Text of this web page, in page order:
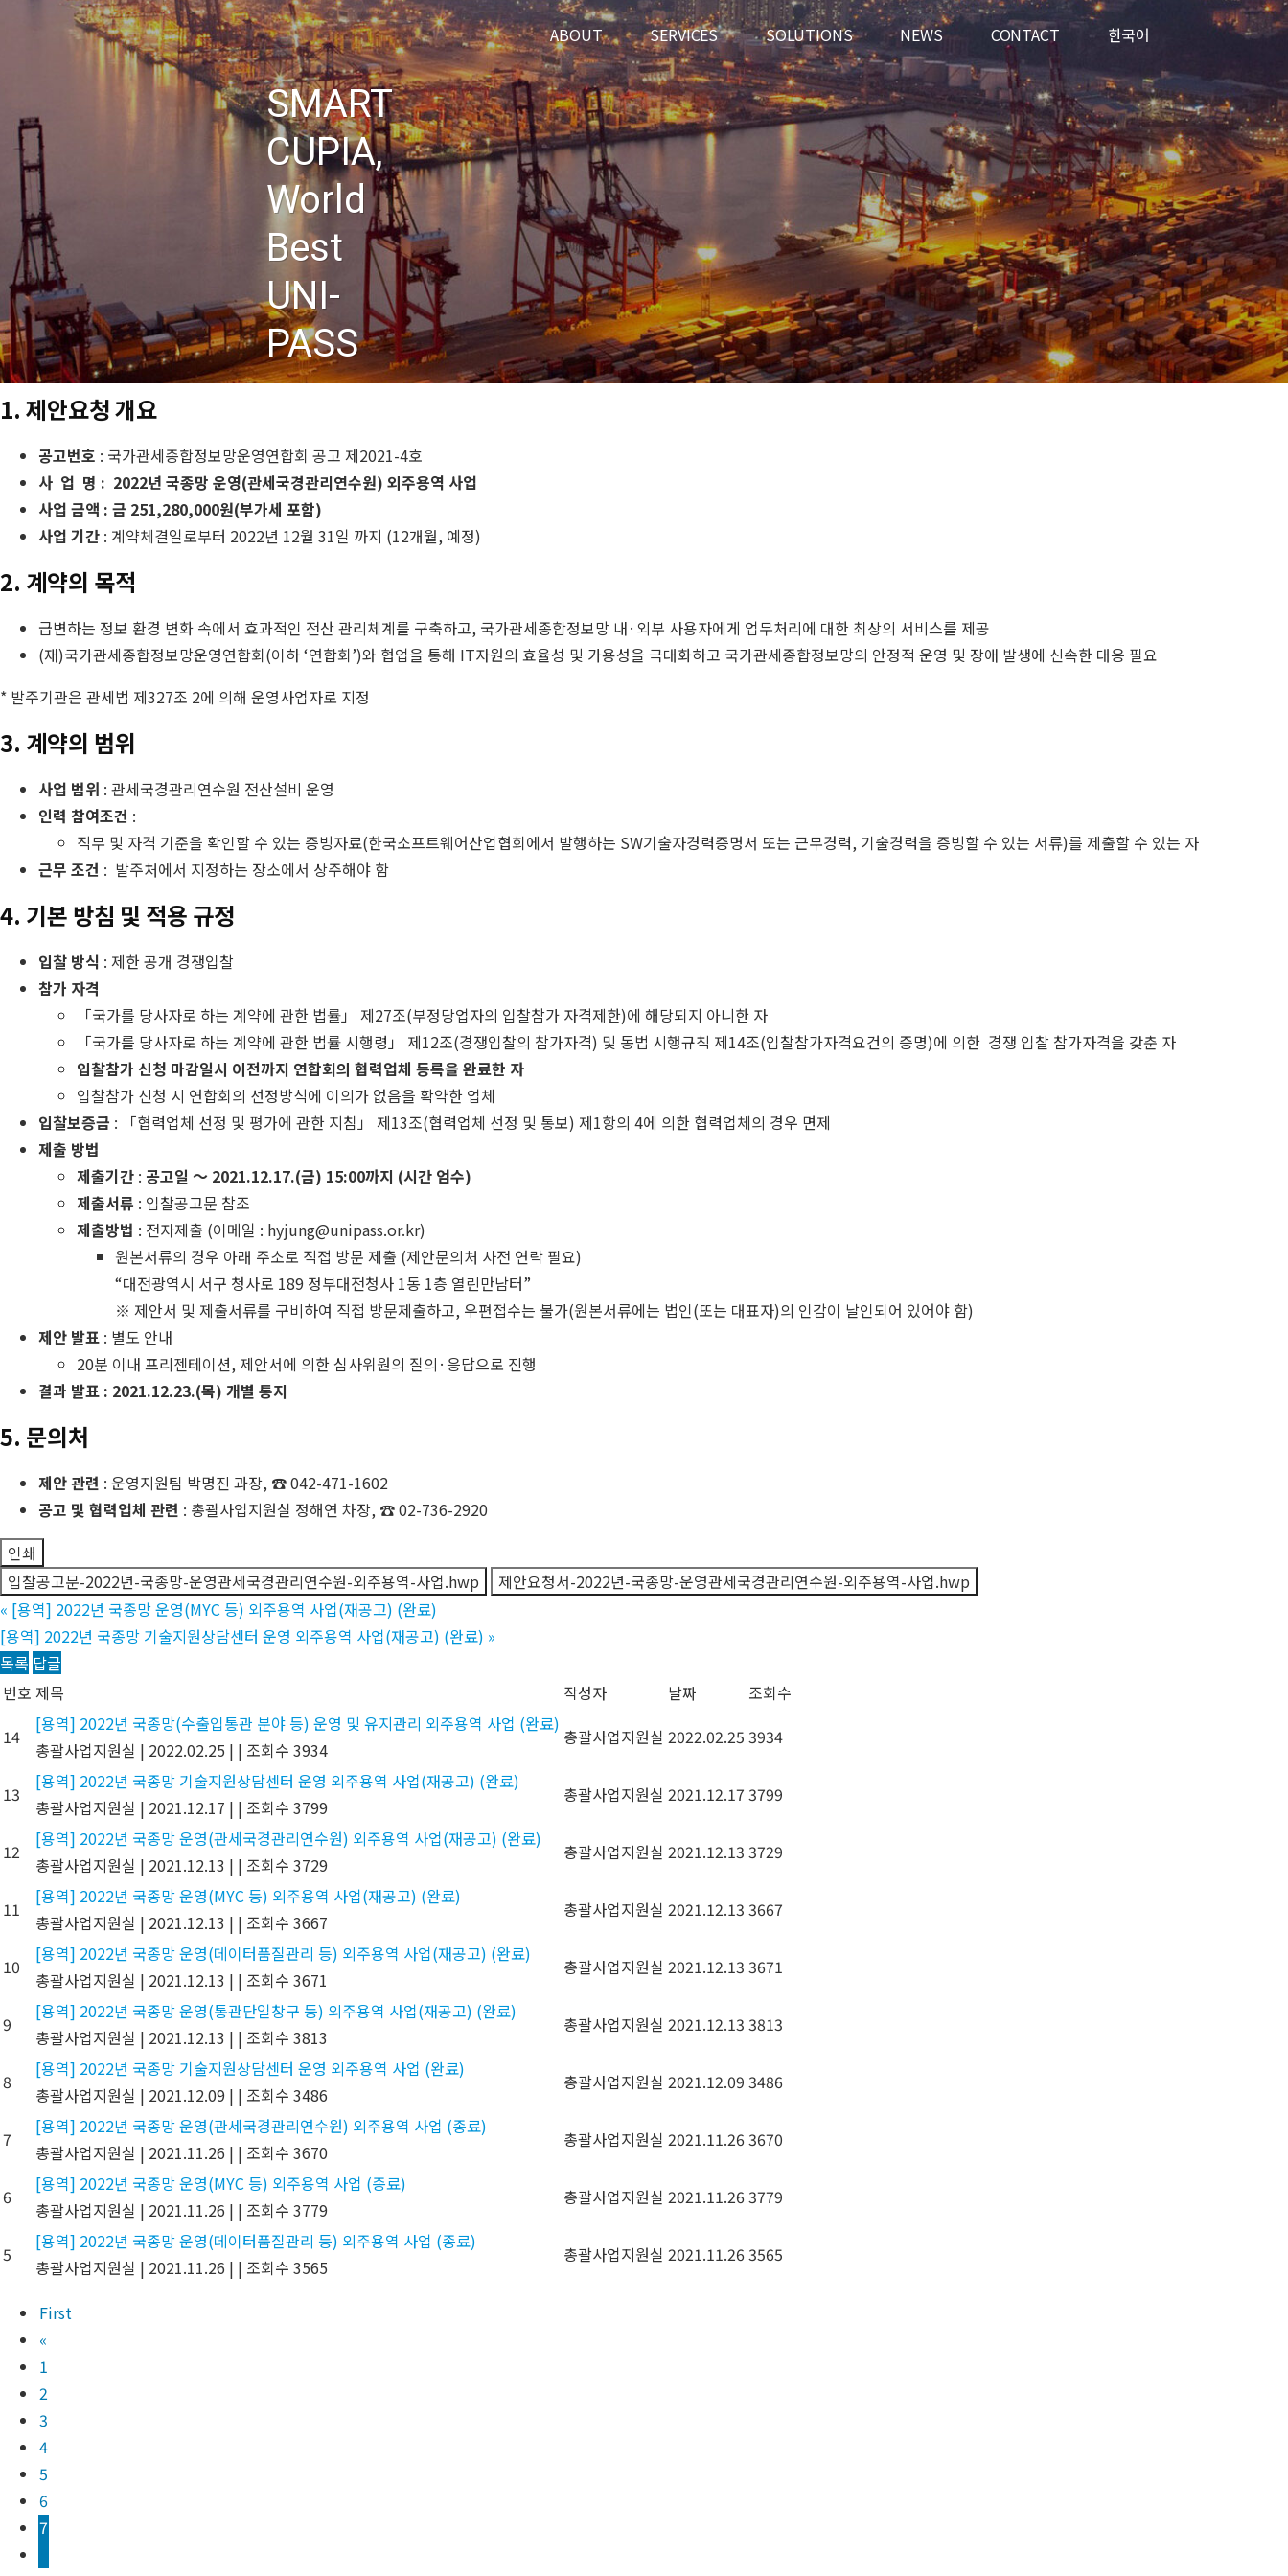
CUPIA ABOUT SERVICES SOLUTIONS NEWS CONTACT 한국어
SMART
CUPIA,
World
Best
UNI-
PASS
오시는 길
[용역] 2022년 국종망 운영(관세국경관리연수원) 외주용역 사업(재공고) (완료)
작성자
총괄사업지원실
날짜
2021-12-13 10:58
조회수
3729
1. 제안요청 개요
공고번호 : 국가관세종합정보망운영연합회 공고 제2021-4호
사 업 명 : 2022년 국종망 운영(관세국경관리연수원) 외주용역 사업
사업 금액 : 금 251,280,000원(부가세 포함)
사업 기간 : 계약체결일로부터 2022년 12월 31일 까지 (12개월, 예정)
2. 계약의 목적
급변하는 정보 환경 변화 속에서 효과적인 전산 관리체계를 구축하고, 국가관세종합정보망 내·외부 사용자에게 업무처리에 대한 최상의 서비스를 제공
(재)국가관세종합정보망운영연합회(이하 ‘연합회’)와 협업을 통해 IT자원의 효율성 및 가용성을 극대화하고 국가관세종합정보망의 안정적 운영 및 장애 발생에 신속한 대응 필요
* 발주기관은 관세법 제327조 2에 의해 운영사업자로 지정
3. 계약의 범위
사업 범위 : 관세국경관리연수원 전산설비 운영
인력 참여조건 :
직무 및 자격 기준을 확인할 수 있는 증빙자료(한국소프트웨어산업협회에서 발행하는 SW기술자경력증명서 또는 근무경력, 기술경력을 증빙할 수 있는 서류)를 제출할 수 있는 자
근무 조건 : 발주처에서 지정하는 장소에서 상주해야 함
4. 기본 방침 및 적용 규정
입찰 방식 : 제한 공개 경쟁입찰
참가 자격
「국가를 당사자로 하는 계약에 관한 법률」 제27조(부정당업자의 입찰참가 자격제한)에 해당되지 아니한 자
「국가를 당사자로 하는 계약에 관한 법률 시행령」 제12조(경쟁입찰의 참가자격) 및 동법 시행규칙 제14조(입찰참가자격요건의 증명)에 의한 경쟁 입찰 참가자격을 갖춘 자
입찰참가 신청 마감일시 이전까지 연합회의 협력업체 등록을 완료한 자
입찰참가 신청 시 연합회의 선정방식에 이의가 없음을 확약한 업체
입찰보증금 : 「협력업체 선정 및 평가에 관한 지침」 제13조(협력업체 선정 및 통보) 제1항의 4에 의한 협력업체의 경우 면제
제출 방법
제출기간 : 공고일 ～ 2021.12.17.(금) 15:00까지 (시간 엄수)
제출서류 : 입찰공고문 참조
제출방법 : 전자제출 (이메일 : hyjung@unipass.or.kr)
원본서류의 경우 아래 주소로 직접 방문 제출 (제안문의처 사전 연락 필요)
“대전광역시 서구 청사로 189 정부대전청사 1동 1층 열린만남터”
※ 제안서 및 제출서류를 구비하여 직접 방문제출하고, 우편접수는 불가(원본서류에는 법인(또는 대표자)의 인감이 날인되어 있어야 함)
제안 발표 : 별도 안내
20분 이내 프리젠테이션, 제안서에 의한 심사위원의 질의·응답으로 진행
결과 발표 : 2021.12.23.(목) 개별 통지
5. 문의처
제안 관련 : 운영지원팀 박명진 과장, ☎ 042-471-1602
공고 및 협력업체 관련 : 총괄사업지원실 정해연 차장, ☎ 02-736-2920
인쇄
입찰공고문-2022년-국종망-운영관세국경관리연수원-외주용역-사업.hwp
제안요청서-2022년-국종망-운영관세국경관리연수원-외주용역-사업.hwp
« [용역] 2022년 국종망 운영(MYC 등) 외주용역 사업(재공고) (완료)
[용역] 2022년 국종망 기술지원상담센터 운영 외주용역 사업(재공고) (완료) »
목록 답글
번호 제목 작성자 날짜
조회수
14
[용역] 2022년 국종망(수출입통관 분야 등) 운영 및 유지관리 외주용역 사업 (완료)
총괄사업지원실 | 2022.02.25 | | 조회수 3934
총괄사업지원실 2022.02.25 3934
13
[용역] 2022년 국종망 기술지원상담센터 운영 외주용역 사업(재공고) (완료)
총괄사업지원실 | 2021.12.17 | | 조회수 3799
총괄사업지원실 2021.12.17 3799
12
[용역] 2022년 국종망 운영(관세국경관리연수원) 외주용역 사업(재공고) (완료)
총괄사업지원실 | 2021.12.13 | | 조회수 3729
총괄사업지원실 2021.12.13 3729
11
[용역] 2022년 국종망 운영(MYC 등) 외주용역 사업(재공고) (완료)
총괄사업지원실 | 2021.12.13 | | 조회수 3667
총괄사업지원실 2021.12.13 3667
10
[용역] 2022년 국종망 운영(데이터품질관리 등) 외주용역 사업(재공고) (완료)
총괄사업지원실 | 2021.12.13 | | 조회수 3671
총괄사업지원실 2021.12.13 3671
9
[용역] 2022년 국종망 운영(통관단일창구 등) 외주용역 사업(재공고) (완료)
총괄사업지원실 | 2021.12.13 | | 조회수 3813
총괄사업지원실 2021.12.13 3813
8
[용역] 2022년 국종망 기술지원상담센터 운영 외주용역 사업 (완료)
총괄사업지원실 | 2021.12.09 | | 조회수 3486
총괄사업지원실 2021.12.09 3486
7
[용역] 2022년 국종망 운영(관세국경관리연수원) 외주용역 사업 (종료)
총괄사업지원실 | 2021.11.26 | | 조회수 3670
총괄사업지원실 2021.11.263670
6
[용역] 2022년 국종망 운영(MYC 등) 외주용역 사업 (종료)
총괄사업지원실 | 2021.11.26 | | 조회수 3779
총괄사업지원실 2021.11.263779
5
[용역] 2022년 국종망 운영(데이터품질관리 등) 외주용역 사업 (종료)
총괄사업지원실 | 2021.11.26 | | 조회수 3565
총괄사업지원실 2021.11.263565
First
«
1
2
3
4
5
6
7